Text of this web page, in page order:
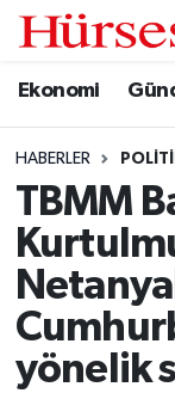
Ekonomi
HABERLER
TBMM
yönelik
Ekonomi
Gündem
Kültür &
Politika
Spor
Hava
Trafik
Süper Lig
Tüm
Son